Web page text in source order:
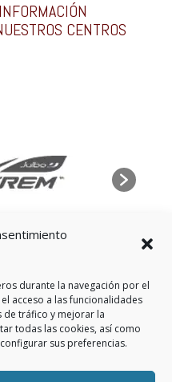
durante la navegación por el
acceso a las funcionalidades
de tráfico y mejorar la
todas las cookies, así como
sus preferencias.
CENTROS
de privacidad
(UE)